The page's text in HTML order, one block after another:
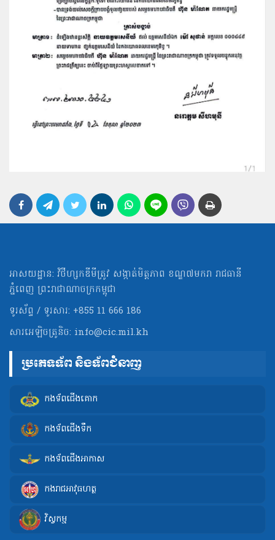
អាសយដ្ឋាន: វិថីហ្សកឌីមីត្រូវ សង្កាត់មិត្ដភាព ខណ្ឌ៧មករា រាជធានី
ភ្នំពេញ ព្រះរាជាណាចក្រកម្ពុជា
ទូរស័ព្ទ / ទូរសារ: +855 11 666 186
សារអេឡិចត្រូនិច: info@cic.mil.kh
ប្រភេទទ័ព និងទ័ពជំនាញ
កងទ័ពជើងគោក
កងទ័ពជើងទឹក
កងទ័ពជើងអាកាស
កងរាជអាវុធហត្ថ
វិស្វកម្ម